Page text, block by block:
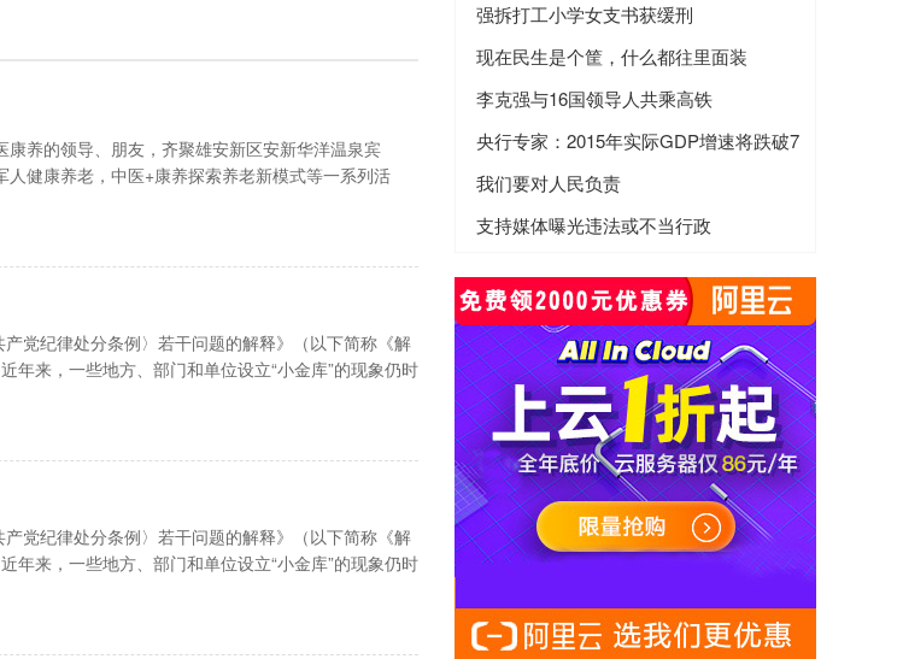
养的领导、朋友，齐聚雄安新区安新华洋温泉宾
健康养老，中医+康养探索养老新模式等一系列活
党纪律处分条例〉若干问题的解释》（以下简称《解
来，一些地方、部门和单位设立“小金库”的现象仍时
党纪律处分条例〉若干问题的解释》（以下简称《解
来，一些地方、部门和单位设立“小金库”的现象仍时
强拆打工小学女支书获缓刑
现在民生是个筐，什么都往里面装
李克强与16国领导人共乘高铁
央行专家：2015年实际GDP增速将跌破7
我们要对人民负责
支持媒体曝光违法或不当行政